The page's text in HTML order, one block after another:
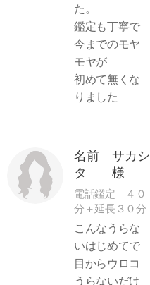
た。
鑑定も丁寧で
今までのモヤ
モヤが
初めて無くな
りました
名前 サカシ
タ 様
電話鑑定 ４０
分＋延長３０分
こんなうらな
いはじめてで
目からウロコ
うらないだけ